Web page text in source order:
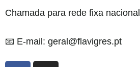
Chamada para rede fixa nacional
📧 E-mail: geral@flavigres.pt